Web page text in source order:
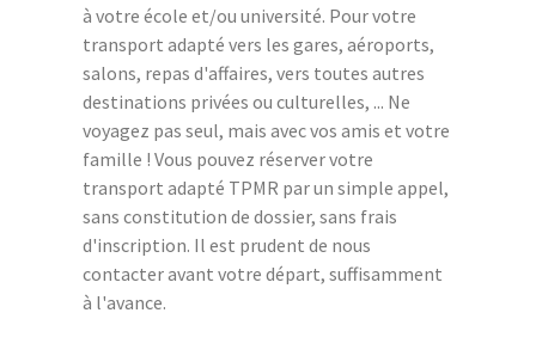
à votre école et/ou université. Pour votre
transport adapté vers les gares, aéroports,
salons, repas d'affaires, vers toutes autres
destinations privées ou culturelles, ... Ne
voyagez pas seul, mais avec vos amis et votre
famille ! Vous pouvez réserver votre
transport adapté TPMR par un simple appel,
sans constitution de dossier, sans frais
d'inscription. Il est prudent de nous
contacter avant votre départ, suffisamment
à l'avance.